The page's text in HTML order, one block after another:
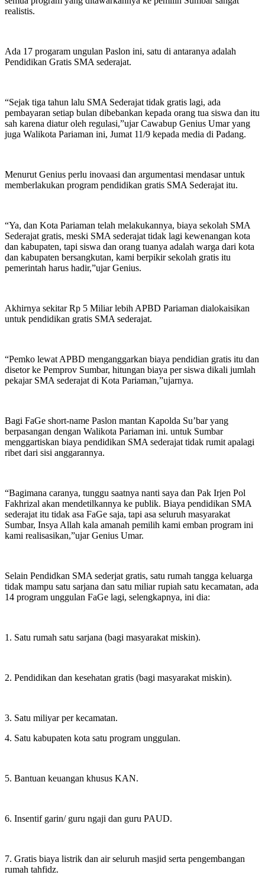
realistis.
Ada 17 progaram ungulan Paslon ini, satu di antaranya adalah
Pendidikan Gratis SMA sederajat.
“Sejak tiga tahun lalu SMA Sederajat tidak gratis lagi, ada
pembayaran setiap bulan dibebankan kepada orang tua siswa dan itu
sah karena diatur oleh regulasi,”ujar Cawabup Genius Umar yang
juga Walikota Pariaman ini, Jumat 11/9 kepada media di Padang.
Menurut Genius perlu inovaasi dan argumentasi mendasar untuk
memberlakukan program pendidikan gratis SMA Sederajat itu.
“Ya, dan Kota Pariaman telah melakukannya, biaya sekolah SMA
Sederajat gratis, meski SMA sederajat tidak lagi kewenangan kota
dan kabupaten, tapi siswa dan orang tuanya adalah warga dari kota
dan kabupaten bersangkutan, kami berpikir sekolah gratis itu
pemerintah harus hadir,”ujar Genius.
Akhirnya sekitar Rp 5 Miliar lebih APBD Pariaman dialokaisikan
untuk pendidikan gratis SMA sederajat.
“Pemko lewat APBD menganggarkan biaya pendidian gratis itu dan
disetor ke Pemprov Sumbar, hitungan biaya per siswa dikali jumlah
pekajar SMA sederajat di Kota Pariaman,”ujarnya.
Bagi FaGe short-name Paslon mantan Kapolda Su’bar yang
berpasangan dengan Walikota Pariaman ini. untuk Sumbar
menggartiskan biaya pendidikan SMA sederajat tidak rumit apalagi
ribet dari sisi anggarannya.
“Bagimana caranya, tunggu saatnya nanti saya dan Pak Irjen Pol
Fakhrizal akan mendetilkannya ke publik. Biaya pendidikan SMA
sederajat itu tidak asa FaGe saja, tapi asa seluruh masyarakat
Sumbar, Insya Allah kala amanah pemilih kami emban program ini
kami realisasikan,”ujar Genius Umar.
Selain Pendidkan SMA sederjat gratis, satu rumah tangga keluarga
tidak mampu satu sarjana dan satu miliar rupiah satu kecamatan, ada
14 program unggulan FaGe lagi, selengkapnya, ini dia:
1. Satu rumah satu sarjana (bagi masyarakat miskin).
2. Pendidikan dan kesehatan gratis (bagi masyarakat miskin).
3. Satu miliyar per kecamatan.
4. Satu kabupaten kota satu program unggulan.
5. Bantuan keuangan khusus KAN.
6. Insentif garin/ guru ngaji dan guru PAUD.
7. Gratis biaya listrik dan air seluruh masjid serta pengembangan
rumah tahfidz.